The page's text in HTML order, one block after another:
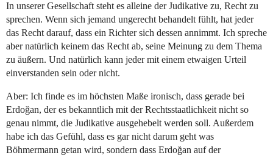
In unserer Gesellschaft steht es alleine der Judikative zu, Recht zu
sprechen. Wenn sich jemand ungerecht behandelt fühlt, hat jeder
das Recht darauf, dass ein Richter sich dessen annimmt. Ich spreche
aber natürlich keinem das Recht ab, seine Meinung zu dem Thema
zu äußern. Und natürlich kann jeder mit einem etwaigen Urteil
einverstanden sein oder nicht.
Aber: Ich finde es im höchsten Maße ironisch, dass gerade bei
Erdoğan, der es bekanntlich mit der Rechtsstaatlichkeit nicht so
genau nimmt, die Judikative ausgehebelt werden soll. Außerdem
habe ich das Gefühl, dass es gar nicht darum geht was
Böhmermann getan wird, sondern dass Erdoğan auf der